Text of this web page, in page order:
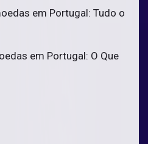
em Portugal: Tudo o
em Portugal: O Que